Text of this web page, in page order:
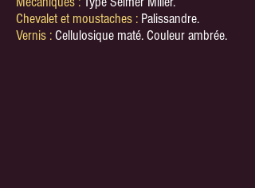
Chevalet et moustaches : Palissandre.
Vernis :Cellulosique maté. Couleur ambrée.